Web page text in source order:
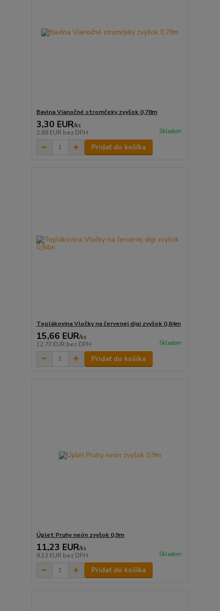
Bavlna Vianočné stromčeky zvyšok 0,78m
3,30 EUR/ks
2,68 EUR bez DPH Skladom
Pridať do košíka
Teplákovina Vločky na červenej digi zvyšok 0,84m
15,66 EUR/ks
12,73 EUR bez DPH Skladom
Pridať do košíka
Úplet Pruhy neón zvyšok 0,9m
11,23 EUR/ks
9,13 EUR bez DPH Skladom
Pridať do košíka